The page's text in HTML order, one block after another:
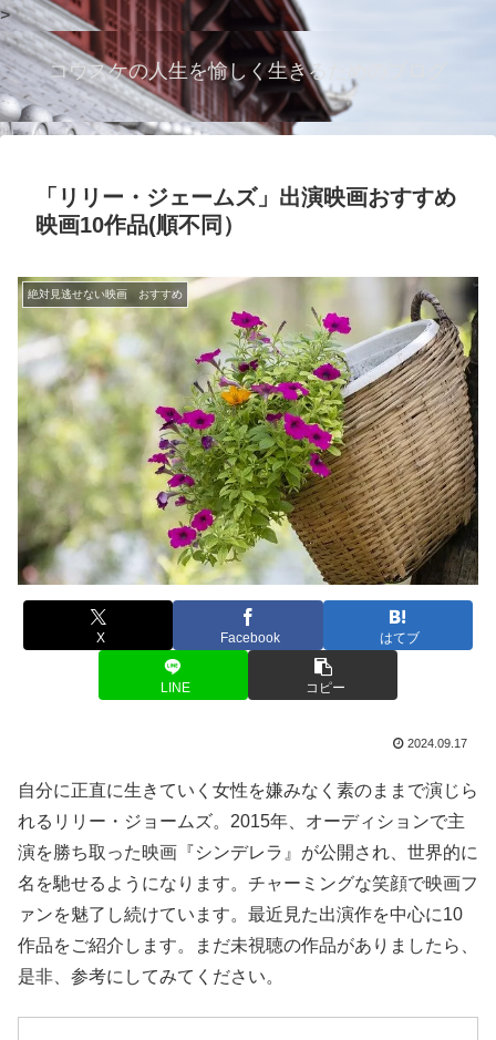
>
コウスケの人生を愉しく生きるためのブログ
「リリー・ジェームズ」出演映画おすすめ
映画10作品(順不同）
絶対見逃せない映画 おすすめ
X Facebook はてブ
LINE コピー
2024.09.17
自分に正直に生きていく女性を嫌みなく素のままで演じら
れるリリー・ジョームズ。2015年、オーディションで主
演を勝ち取った映画『シンデレラ』が公開され、世界的に
名を馳せるようになります。チャーミングな笑顔で映画フ
ァンを魅了し続けています。最近見た出演作を中心に10
作品をご紹介します。まだ未視聴の作品がありましたら、
是非、参考にしてみてください。